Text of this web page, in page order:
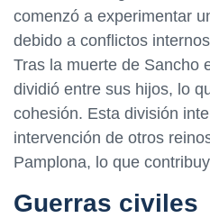
comenzó a experimentar
debido a conflictos
Tras la muerte de Sancho
dividió entre sus hijos, lo
cohesión. Esta división
intervención de otros
Pamplona, lo que
Guerras civiles